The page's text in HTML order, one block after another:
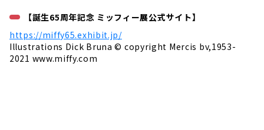
【誕生65周年記念 ミッフィー展公式サイト】
https://miffy65.exhibit.jp/
Illustrations Dick Bruna © copyright Mercis bv,1953-
2021 www.miffy.com